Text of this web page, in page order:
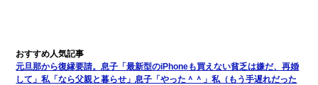
元旦那から復縁要請。息子「最新型のiPhoneも買えない貧乏は嫌だ、再婚
して」私「なら父親と暮らせ」息子「やった＾＾」私（もう手遅れだった